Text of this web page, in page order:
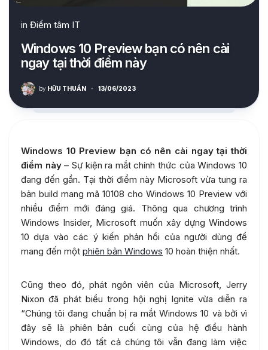
in Điểm tâm IT
Windows 10 Preview bạn có nên cài
ngay tại thời điểm này
by HỮU THUẦN · 13/06/2023
Windows 10 Preview bạn có nên cài ngay tại thời
điểm này– Sự kiện ra mắt chính thức của Windows 10
đang đến gần. Tại thời điểm này Microsoft vừa tung ra
bản build mang mã 10108 cho Windows 10 Preview với
nhiều điểm mới đáng giá. Thông qua chương trình
Windows Insider, Microsoft muốn xây dựng Windows
10 dựa vào các ý kiến phản hồi của người dùng để
mang đến một phiên bản Windows 10 hoàn thiện nhất.
Cũng theo đó, phát ngôn viên của Microsoft, Jerry
Nixon đã phát biểu trong hội nghị Ignite vừa diễn ra
“Chúng tôi đang chuẩn bị ra mắt Windows 10 và bởi vì
đây sẽ là phiên bản cuối cùng của hệ điều hành
Windows, do đó tất cả chúng tôi vẫn đang làm việc